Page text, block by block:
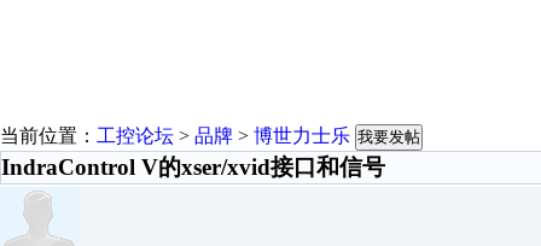
当前位置： 工控论坛 > 品牌 > 博世力士乐 我要发帖
IndraControl V的xser/xvid接口和信号